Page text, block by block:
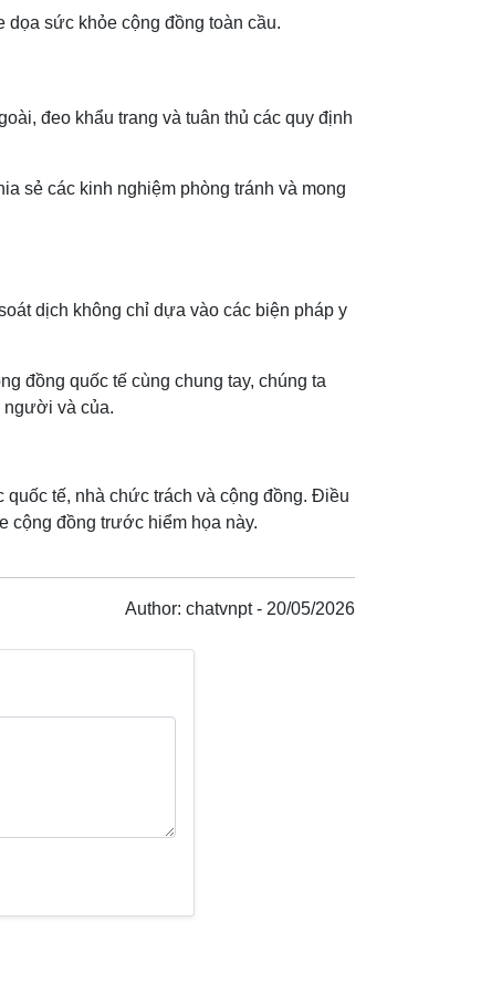
sức khỏe cộng đồng toàn cầu.
đeo khẩu trang và tuân thủ các quy định
sẻ các kinh nghiệm phòng tránh và mong
dịch không chỉ dựa vào các biện pháp y
đồng quốc tế cùng chung tay, chúng ta
người và của.
tế, nhà chức trách và cộng đồng. Điều
cộng đồng trước hiểm họa này.
Author: chatvnpt - 20/05/2026